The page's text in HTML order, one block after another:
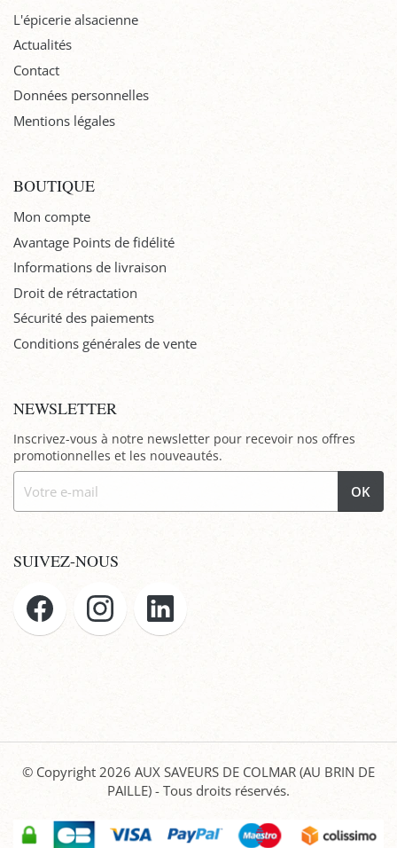
L'épicerie alsacienne
Actualités
Contact
Données personnelles
Mentions légales
BOUTIQUE
Mon compte
Avantage Points de fidélité
Informations de livraison
Droit de rétractation
Sécurité des paiements
Conditions générales de vente
NEWSLETTER
Inscrivez-vous à notre newsletter pour recevoir nos offres
promotionnelles et les nouveautés.
OK
SUIVEZ-NOUS
© Copyright 2026 AUX SAVEURS DE COLMAR (AU BRIN DE
PAILLE) - Tous droits réservés.